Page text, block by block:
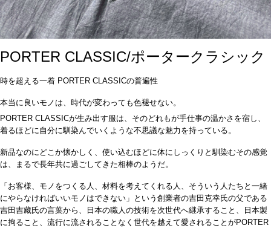
PORTER CLASSIC/ポータークラシック
時を超える一着 PORTER CLASSICの普遍性
本当に良いモノは、時代が変わっても色褪せない。
PORTER CLASSICが生み出す服は、そのどれもが手仕事の温かさを宿し、
着るほどに自分に馴染んでいくような不思議な魅力を持っている。
新品なのにどこか懐かしく、使い込むほどに体にしっくりと馴染むその感覚
は、まるで長年共に過ごしてきた相棒のようだ。
「お客様、モノをつくる人、材料を考えてくれる人、そういう人たちと一緒
にやらなければいいモノはできない」という創業者の吉田克幸氏の父である
吉田吉藏氏の言葉から、日本の職人の技術を次世代へ継承すること、日本製
に拘ること、流行に流されることなく世代を越えて愛されることがPORTER